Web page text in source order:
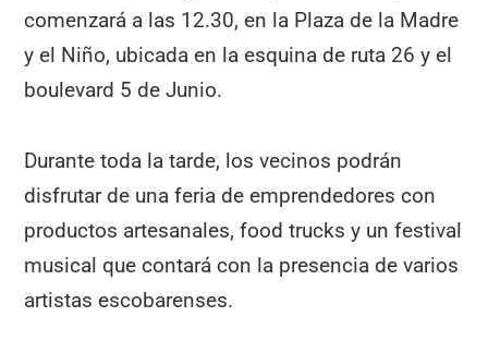
comenzará a las 12.30, en la Plaza de la Madre
y el Niño, ubicada en la esquina de ruta 26 y el
boulevard 5 de Junio.
Durante toda la tarde, los vecinos podrán
disfrutar de una feria de emprendedores con
productos artesanales, food trucks y un festival
musical que contará con la presencia de varios
artistas escobarenses.